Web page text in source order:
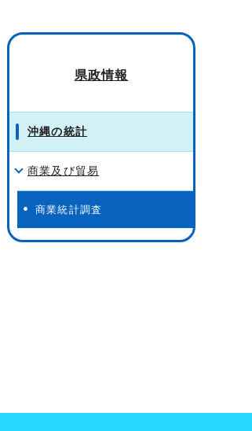
県政情報
沖縄の統計
商業及び貿易
商業統計調査